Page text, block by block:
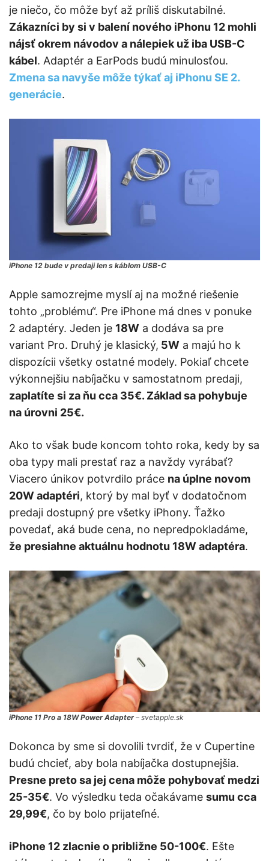
je niečo, čo môže byť až príliš diskutabilné.
Zákazníci by si v balení nového iPhonu 12 mohli
nájsť okrem návodov a nálepiek už iba USB-C
kábel. Adaptér a EarPods budú minulosťou.
Zmena sa navyše môže týkať aj iPhonu SE 2.
generácie.
iPhone 12 bude v predaji len s káblom USB-C
Apple samozrejme myslí aj na možné riešenie
tohto „problému“. Pre iPhone má dnes v ponuke
2 adaptéry. Jeden je 18W a dodáva sa pre
variant Pro. Druhý je klasický, 5W a majú ho k
dispozícii všetky ostatné modely. Pokiaľ chcete
výkonnejšiu nabíjačku v samostatnom predaji,
zaplatíte si za ňu cca 35€. Základ sa pohybuje
na úrovni 25€.
Ako to však bude koncom tohto roka, kedy by sa
oba typy mali prestať raz a navždy vyrábať?
Viacero únikov potvrdilo práce na úplne novom
20W adaptéri, ktorý by mal byť v dodatočnom
predaji dostupný pre všetky iPhony. Ťažko
povedať, aká bude cena, no nepredpokladáme,
že presiahne aktuálnu hodnotu 18W adaptéra.
iPhone 11 Pro a 18W Power Adapter – svetapple.sk
Dokonca by sme si dovolili tvrdiť, že v Cupertine
budú chcieť, aby bola nabíjačka dostupnejšia.
Presne preto sa jej cena môže pohybovať medzi
25-35€. Vo výsledku teda očakávame sumu cca
29,99€, čo by bolo prijateľné.
iPhone 12 zlacnie o približne 50-100€. Ešte